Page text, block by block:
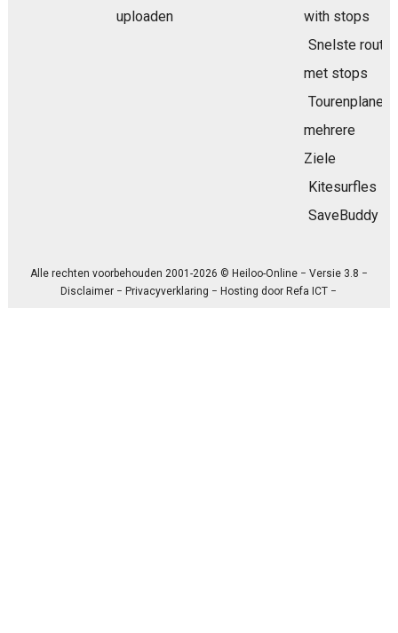
uploaden
with stops
Snelste route
met stops
Tourenplaner
mehrere
Ziele
Kitesurfles
SaveBuddy
Alle rechten voorbehouden 2001-2026 © Heiloo-Online − Versie 3.8 −
Disclaimer − Privacyverklaring − Hosting door Refa ICT −